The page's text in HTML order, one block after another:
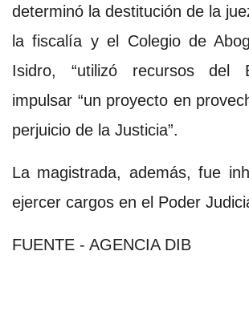
determinó la destitución de la
la fiscalía y el Colegio de
Isidro, “utilizó recursos del
impulsar “un proyecto en
perjuicio de la Justicia”.
La magistrada, además, fue
ejercer cargos en el Poder
FUENTE - AGENCIA DIB